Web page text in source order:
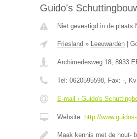
Guido's
Niet gevestigd in de plaats
Friesland » Leeuwarden|
Archimedesweg 18, 8933
Tel: 0620595598, Fax: -,
E-mail › Guido's
Website: http://
Maak kennis met de hout-